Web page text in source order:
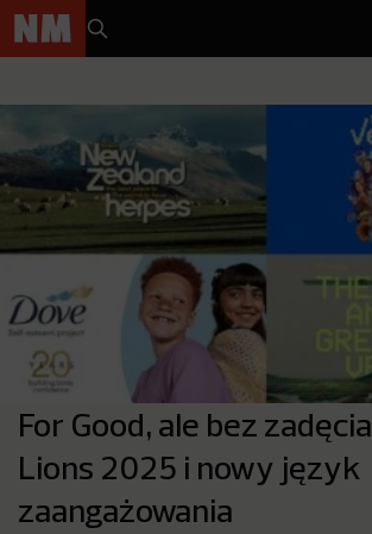
For Good, ale bez
Lions 2025 i nowy język
zaangażowania